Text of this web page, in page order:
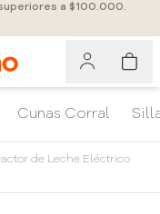
a $100.000.
Cunas Corral
de Leche Eléctrico